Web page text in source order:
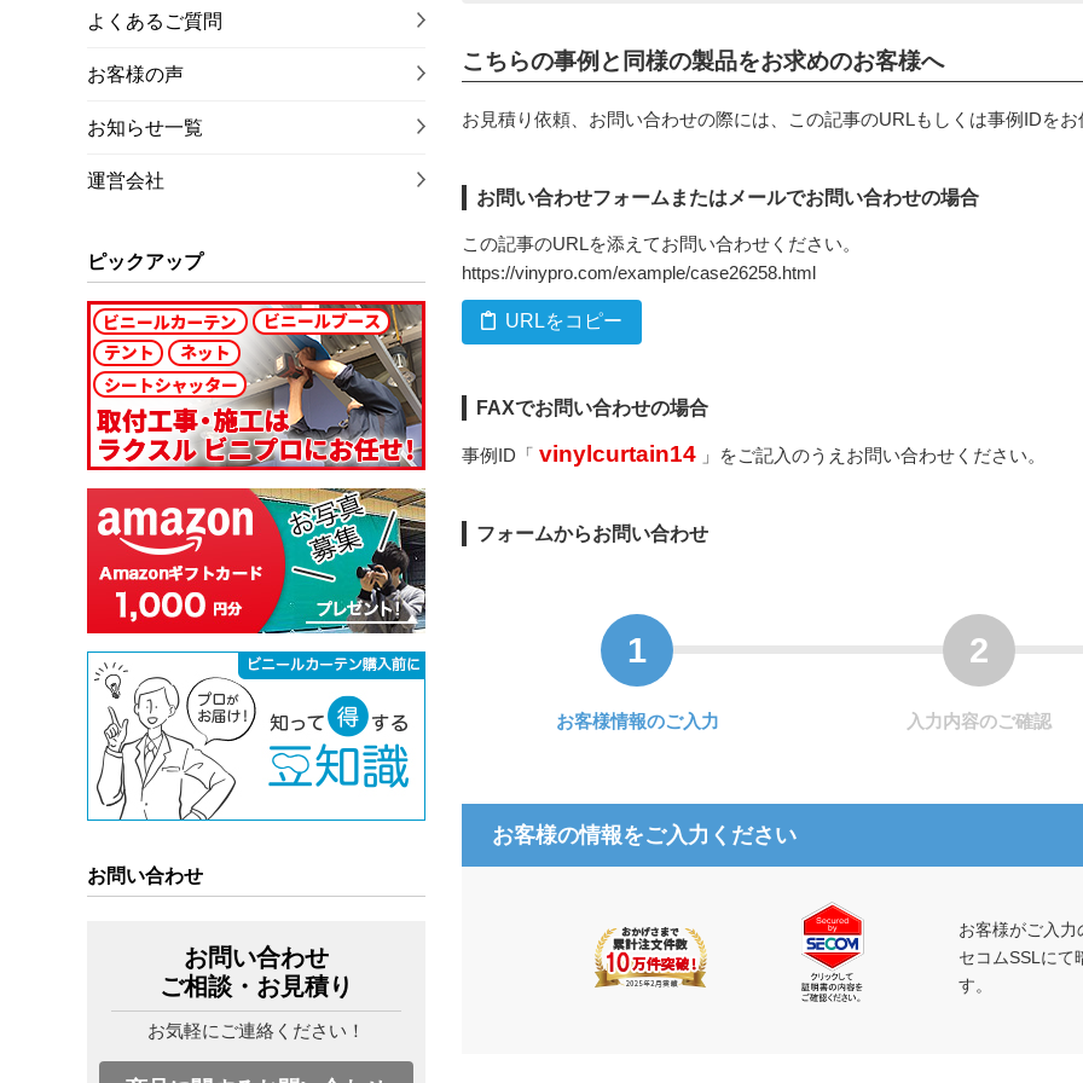
こちらの事例と同様の製品をお求めのお客様へ
お見積り依頼、お問い合わせの際には、この記事のURLもしくは事例IDを
お問い合わせフォームまたはメールでお問い合わせの場合
この記事のURLを添えてお問い合わせください。
https://vinypro.com/example/case26258.html
URLをコピー
FAXでお問い合わせの場合
事例ID「 vinylcurtain14 」をご記入のうえお問い合わせください。
フォームからお問い合わせ
お客様情報のご入力 入力内容のご確認
お客様の情報をご入力ください
お客様がご入力
セコムSSLにて
す。
よくあるご質問
お客様の声
お知らせ一覧
運営会社
ピックアップ
お問い合わせ
お問い合わせ
ご相談・お見積り
お気軽にご連絡ください！